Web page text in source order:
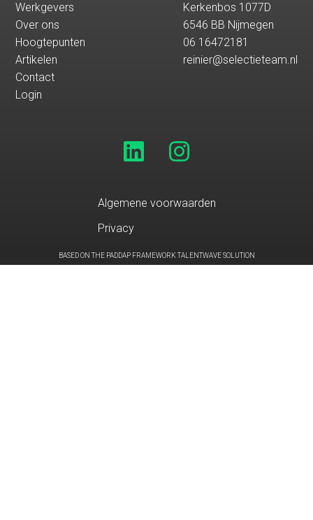
Werkgevers
Over ons
Hoogtepunten
Artikelen
Contact
Login
Kerkenbos 1077D
6546 BB Nijmegen
06 16472181
reinier@selectieteam.nl
Algemene voorwaarden
Privacy
BASED ON THE PADDAP FRAMEWORK TALENTWAVE SOLUTION